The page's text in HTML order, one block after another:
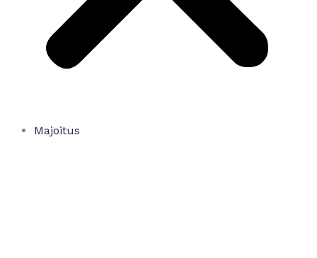
Majoitus